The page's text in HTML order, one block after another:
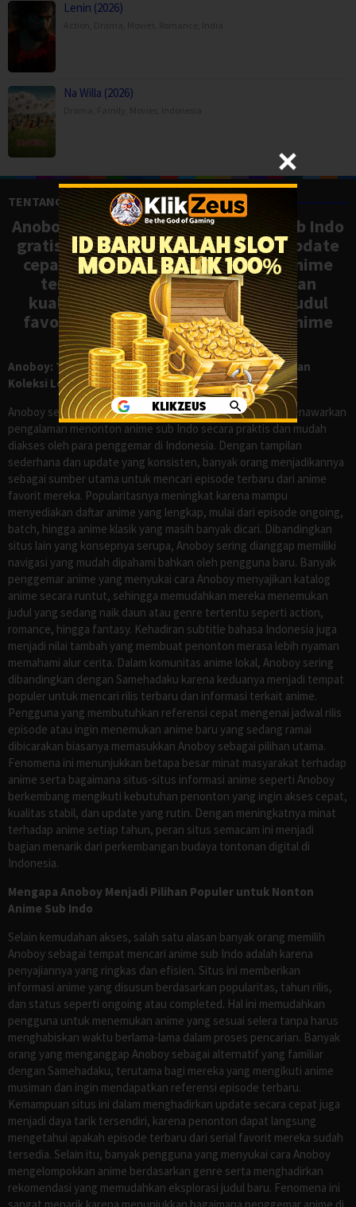
Lenin (2026)
Na Willa (2026)
TENTANG ANOBOY
Anoboy adalah situs nonton anime sub Indo
gratis dengan koleksi lengkap dan update
cepat, mirip Samehadaku. Tonton anime
terbaru, ongoing, dan batch dengan
kualitas HD tanpa ribet. Temukan judul
favoritmu dan nikmati streaming anime
terbaik kapan saja.
Anoboy: Tempat Nonton Anime Sub Indo Gratis dengan
Koleksi Lengkap seperti Samehadaku
Anoboy sejak lama dikenal sebagai salah satu situs yang menawarkan
pengalaman menonton anime sub Indo secara praktis dan mudah
diakses oleh para penggemar di Indonesia. Dengan tampilan
sederhana dan update yang konsisten, banyak orang menjadikannya
sebagai sumber utama untuk mencari episode terbaru dari anime
favorit mereka. Popularitasnya meningkat karena mampu
menyediakan daftar anime yang lengkap, mulai dari episode ongoing,
batch, hingga anime klasik yang masih banyak dicari. Dibandingkan
situs lain yang konsepnya serupa, Anoboy sering dianggap memiliki
navigasi yang mudah dipahami bahkan oleh pengguna baru. Banyak
penggemar anime yang menyukai cara Anoboy menyajikan katalog
anime secara runtut, sehingga memudahkan mereka menemukan
judul yang sedang naik daun atau genre tertentu seperti action,
romance, hingga fantasy. Kehadiran subtitle bahasa Indonesia juga
menjadi nilai tambah yang membuat penonton merasa lebih nyaman
memahami alur cerita. Dalam komunitas anime lokal, Anoboy sering
dibandingkan dengan Samehadaku karena keduanya menjadi tempat
populer untuk mencari rilis terbaru dan informasi terkait anime.
Pengguna yang membutuhkan referensi cepat mengenai jadwal rilis
episode atau ingin menemukan anime baru yang sedang ramai
dibicarakan biasanya memasukkan Anoboy sebagai pilihan utama.
Fenomena ini menunjukkan betapa besar minat masyarakat terhadap
anime serta bagaimana situs-situs informasi anime seperti Anoboy
berkembang mengikuti kebutuhan penonton yang ingin akses cepat,
kualitas stabil, dan update yang rutin. Dengan meningkatnya minat
terhadap anime setiap tahun, peran situs semacam ini menjadi
bagian menarik dari perkembangan budaya tontonan digital di
Indonesia.
Mengapa Anoboy Menjadi Pilihan Populer untuk Nonton
Anime Sub Indo
Selain kemudahan akses, salah satu alasan banyak orang memilih
Anoboy sebagai tempat mencari anime sub Indo adalah karena
penyajiannya yang ringkas dan efisien. Situs ini memberikan
informasi anime yang disusun berdasarkan popularitas, tahun rilis,
dan status seperti ongoing atau completed. Hal ini memudahkan
pengguna untuk menemukan anime yang sesuai selera tanpa harus
menghabiskan waktu berlama-lama dalam proses pencarian. Banyak
orang yang menganggap Anoboy sebagai alternatif yang familiar
dengan Samehadaku, terutama bagi mereka yang mengikuti anime
musiman dan ingin mendapatkan referensi episode terbaru.
Kemampuan situs ini dalam menghadirkan update secara cepat juga
menjadi daya tarik tersendiri, karena penonton dapat langsung
mengetahui apakah episode terbaru dari serial favorit mereka sudah
tersedia. Selain itu, banyak pengguna yang menyukai cara Anoboy
mengelompokkan anime berdasarkan genre serta menghadirkan
rekomendasi yang memudahkan eksplorasi judul baru. Fenomena ini